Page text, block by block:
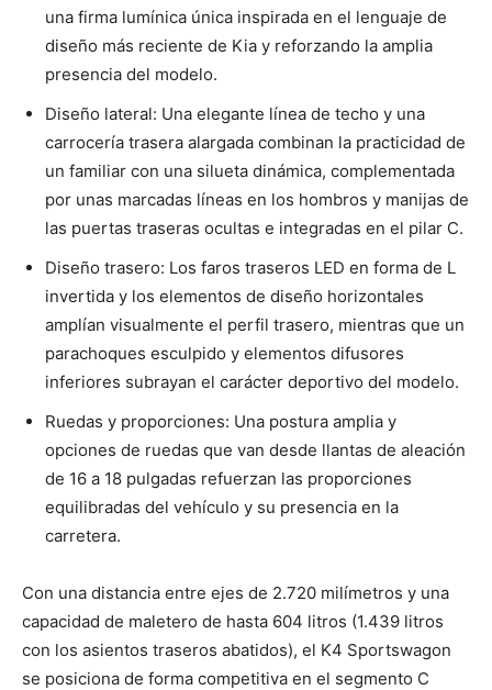
una firma lumínica única inspirada en el lenguaje de
diseño más reciente de Kia y reforzando la amplia
presencia del modelo.
Diseño lateral: Una elegante línea de techo y una
carrocería trasera alargada combinan la practicidad de
un familiar con una silueta dinámica, complementada
por unas marcadas líneas en los hombros y manijas de
las puertas traseras ocultas e integradas en el pilar C.
Diseño trasero: Los faros traseros LED en forma de L
invertida y los elementos de diseño horizontales
amplían visualmente el perfil trasero, mientras que un
parachoques esculpido y elementos difusores
inferiores subrayan el carácter deportivo del modelo.
Ruedas y proporciones: Una postura amplia y
opciones de ruedas que van desde llantas de aleación
de 16 a 18 pulgadas refuerzan las proporciones
equilibradas del vehículo y su presencia en la
carretera.
Con una distancia entre ejes de 2.720 milímetros y una
capacidad de maletero de hasta 604 litros (1.439 litros
con los asientos traseros abatidos), el K4 Sportswagon
se posiciona de forma competitiva en el segmento C